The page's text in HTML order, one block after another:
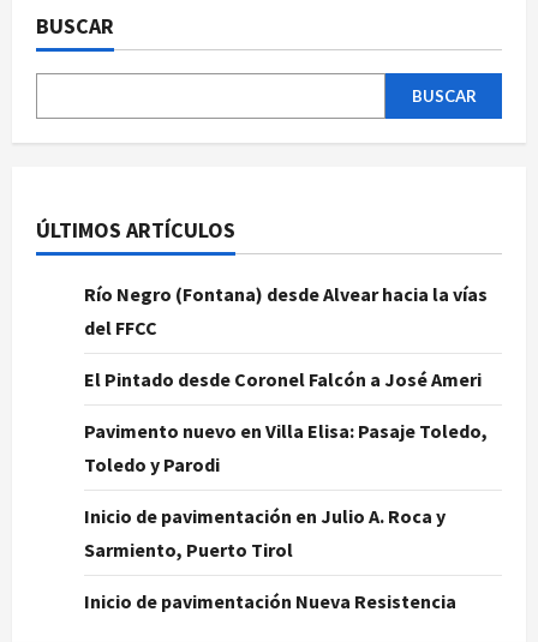
BUSCAR
BUSCAR
ÚLTIMOS ARTÍCULOS
Río Negro (Fontana) desde Alvear hacia la vías
del FFCC
El Pintado desde Coronel Falcón a José Ameri
Pavimento nuevo en Villa Elisa: Pasaje Toledo,
Toledo y Parodi
Inicio de pavimentación en Julio A. Roca y
Sarmiento, Puerto Tirol
Inicio de pavimentación Nueva Resistencia